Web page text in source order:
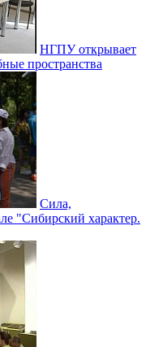
НГПУ открывает
пространства
Сила,
"Сибирский характер.